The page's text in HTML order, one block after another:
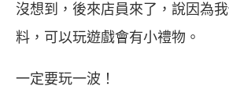
沒想到，後來店員來了，說因為
料，可以玩遊戲會有小禮物。
一定要玩一波！